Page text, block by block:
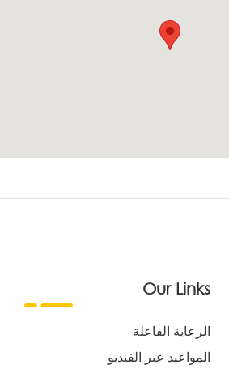
Our Links
الرعاية الفاعلة
المواعيد عبر الفيديو